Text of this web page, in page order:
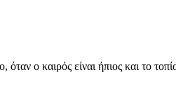
ο καιρός είναι ήπιος και το